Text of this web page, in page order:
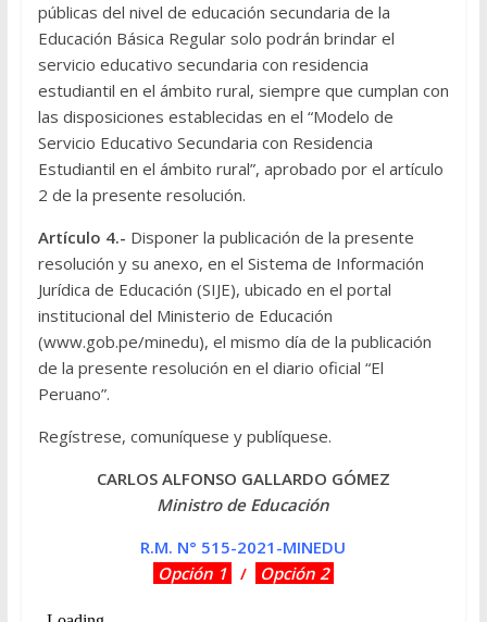
públicas del nivel de educación secundaria de la
Educación Básica Regular solo podrán brindar el
servicio educativo secundaria con residencia
estudiantil en el ámbito rural, siempre que cumplan con
las disposiciones establecidas en el “Modelo de
Servicio Educativo Secundaria con Residencia
Estudiantil en el ámbito rural”, aprobado por el artículo
2 de la presente resolución.
Artículo 4.- Disponer la publicación de la presente
resolución y su anexo, en el Sistema de Información
Jurídica de Educación (SIJE), ubicado en el portal
institucional del Ministerio de Educación
(www.gob.pe/minedu), el mismo día de la publicación
de la presente resolución en el diario oficial “El
Peruano”.
Regístrese, comuníquese y publíquese.
CARLOS ALFONSO GALLARDO GÓMEZ
Ministro de Educación
R.M. N° 515-2021-MINEDU
Opción 1 / Opción 2